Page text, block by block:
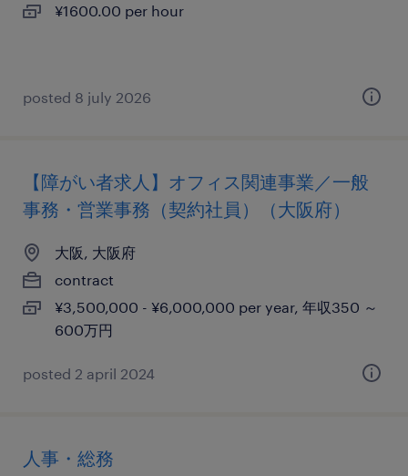
¥1600.00 per hour
posted 8 july 2026
【障がい者求人】オフィス関連事業／一般
事務・営業事務（契約社員）（大阪府）
大阪, 大阪府
contract
¥3,500,000 - ¥6,000,000 per year, 年収350 ～
600万円
posted 2 april 2024
人事・総務